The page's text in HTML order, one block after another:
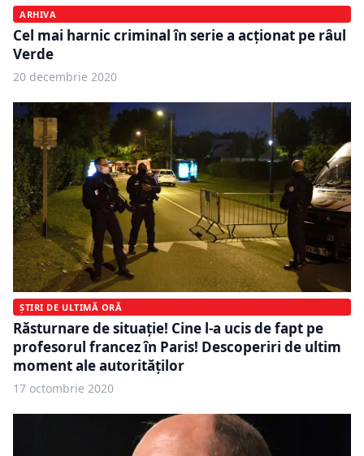
ARHIVA
Cel mai harnic criminal în serie a acționat pe râul
Verde
20 decembrie 2020
ȘTIRI DE ULTIMĂ ORĂ
Răsturnare de situație! Cine l-a ucis de fapt pe
profesorul francez în Paris! Descoperiri de ultim
moment ale autorităților
17 octombrie 2020